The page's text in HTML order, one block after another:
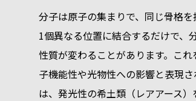
分子は原子の集まりで、同じ骨格
1個異なる位置に結合するだけで、
性質が変わることがあります。こ
子機能性や光物性への影響と表現
は、発光性の希土類（レアアース